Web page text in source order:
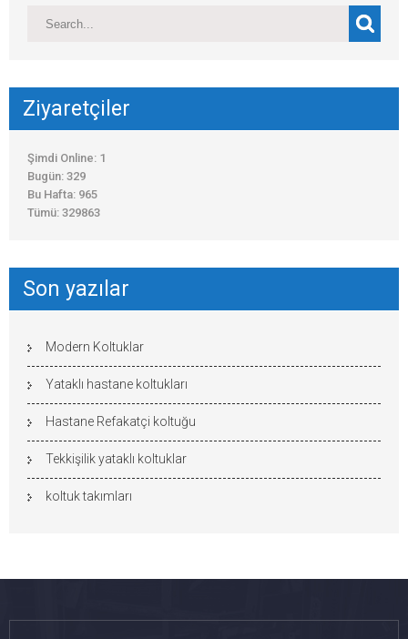
Ziyaretçiler
Şimdi Online: 1
Bugün: 329
Bu Hafta: 965
Tümü: 329863
Son yazılar
Modern Koltuklar
Yataklı hastane koltukları
Hastane Refakatçi koltuğu
Tekkişilik yataklı koltuklar
koltuk takımları